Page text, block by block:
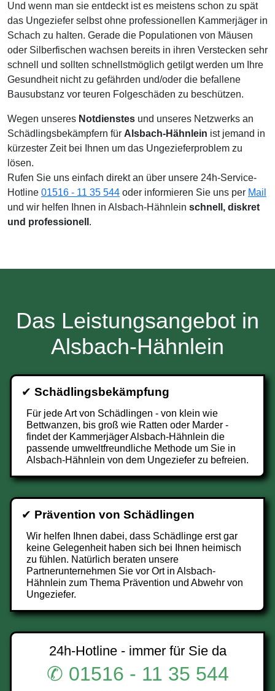
Und wenn man sie entdeckt ist es meistens schon zu spät
das Ungeziefer selbst ohne professionellen Kammerjäger in
Schach zu halten. Gerade die Populationen von Mäusen
oder Silberfischen wachsen bereits in ihren Verstecken sehr
schnell und sollten schnellstmöglich getilgt werden um Ihre
Gesundheit nicht zu gefährden und/oder die befallene
Bausubstanz vor teuren Folgeschäden zu beschützen.
Wegen unseres Notdienstes und unseres Netzwerks an
Schädlingsbekämpfern für Alsbach-Hähnlein ist jemand in
kürzester Zeit bei Ihnen um das Ungezieferproblem zu
lösen.
Rufen Sie uns einfach direkt an über unsere 24h-Service-
Hotline 01516 - 11 35 544 oder informieren Sie uns per Mail
und wir helfen Ihnen in Alsbach-Hähnlein schnell, diskret
und professionell .
Das Leistungsangebot in
Alsbach-Hähnlein
✔ Schädlingsbekämpfung
Für jede Art von Schädlingen - von klein wie
Bettwanzen, bis groß wie Ratten oder Marder -
findet der Kammerjäger Alsbach-Hähnlein die
passende umweltfreundliche Methode um Sie in
Alsbach-Hähnlein von dem Ungeziefer zu befreien.
✔ Prävention von Schädlingen
Wir helfen Ihnen dabei, dass Schädlinge erst gar
keine Gelegenheit haben sich bei Ihnen heimisch
zu fühlen. Natürlich beraten unsere
Partnerunternehmen Sie vor Ort in Alsbach-
Hähnlein zum Thema Prävention und Abwehr von
Ungeziefer.
24h-Hotline - immer für Sie da
✆ 01516 - 11 35 544